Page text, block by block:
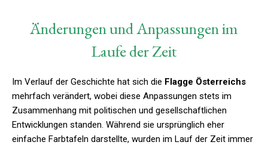
Änderungen und Anpassungen im
Laufe der Zeit
Im Verlauf der Geschichte hat sich die Flagge Österreichs
mehrfach verändert, wobei diese Anpassungen stets im
Zusammenhang mit politischen und gesellschaftlichen
Entwicklungen standen. Während sie ursprünglich eher
einfache Farbtafeln darstellte, wurden im Lauf der Zeit immer